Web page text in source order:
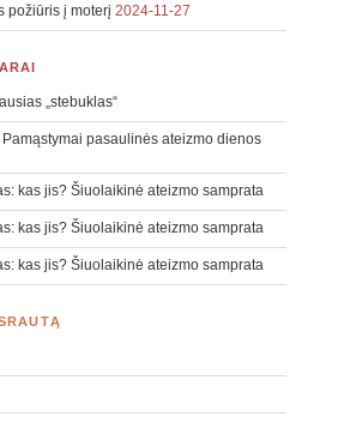
požiūris į moterį 2024-11-27
„stebuklas“
Pamąstymai pasaulinės ateizmo dienos
kas jis? Šiuolaikinė ateizmo samprata
kas jis? Šiuolaikinė ateizmo samprata
kas jis? Šiuolaikinė ateizmo samprata